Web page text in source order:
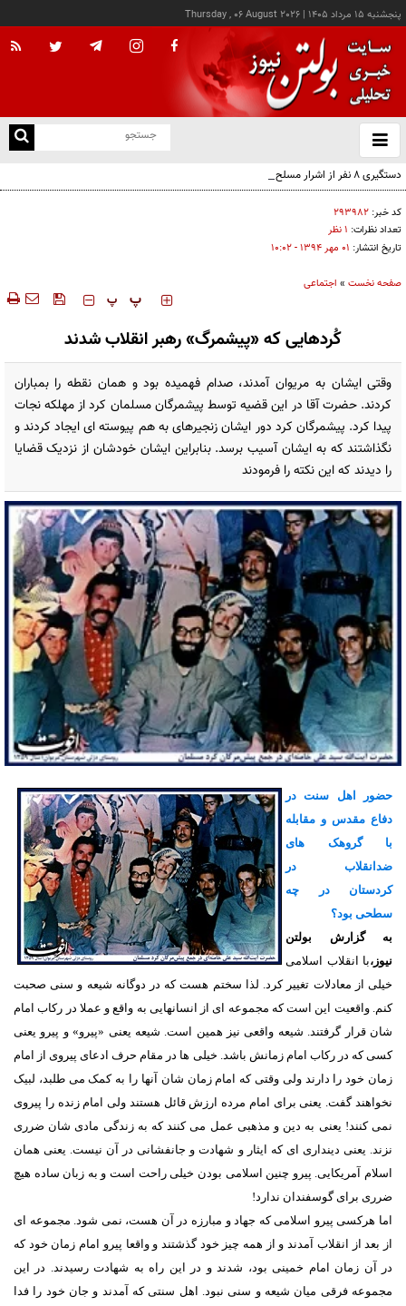
پنجشنبه ۱۵ مرداد ۱۴۰۵ |
Thursday , 06 August 2026
باز
و
دستگیری ۸ نفر از اشرار مسلح شاخص و مرتبطین گروهک‌های تروریستی
کد خبر: ۲۹۳۹۸۲
تعداد نظرات: ۱ نظر
تاریخ انتشار: ۰۱ مهر ۱۳۹۴ - ۱۰:۰۲
صفحه نخست » اجتماعی
‍‍‍ پ پ
کُردهایی که «پیشمرگ» رهبر انقلاب شدند
وقتی ایشان به مریوان آمدند، صدام فهمیده بود و همان نقطه را بمباران
کردند. حضرت آقا در این قضیه توسط پیشمرگان مسلمان کرد از مهلکه نجات
پیدا کرد. پیشمرگان کرد دور ایشان زنجیرهای به هم پیوسته ای ایجاد کردند و
نگذاشتند که به ایشان آسیب برسد. بنابراین ایشان خودشان از نزدیک قضایا
را دیدند که این نکته را فرمودند
حضور اهل سنت در
دفاع مقدس و مقابله
با گروهک های
ضدانقلاب در
کردستان در چه
سطحی بود؟
به گزارش بولتن
نیوز ،با انقلاب اسلامی
خیلی از معادلات تغییر کرد. لذا سختم هست که در دوگانه شیعه و سنی صحبت
کنم. واقعیت این است که مجموعه ای از انسانهایی به واقع و عملا در رکاب امام
شان قرار گرفتند. شیعه واقعی نیز همین است. شیعه یعنی «پیرو» و پیرو یعنی
کسی که در رکاب امام زمانش باشد. خیلی ها در مقام حرف ادعای پیروی از امام
زمان خود را دارند ولی وقتی که امام زمان شان آنها را به کمک می طلبد، لبیک
نخواهند گفت. یعنی برای امام مرده ارزش قائل هستند ولی امام زنده را پیروی
نمی کنند! یعنی به دین و مذهبی عمل می کنند که به زندگی مادی شان ضرری
نزند. یعنی دینداری ای که ایثار و شهادت و جانفشانی در آن نیست. یعنی همان
اسلام آمریکایی. پیرو چنین اسلامی بودن خیلی راحت است و به زبان ساده هیچ
ضرری برای گوسفندان ندارد!
اما هرکسی پیرو اسلامی که جهاد و مبارزه در آن هست، نمی شود. مجموعه ای
از بعد از انقلاب آمدند و از همه چیز خود گذشتند و واقعا پیرو امام زمان خود که
در آن زمان امام خمینی بود، شدند و در این راه به شهادت رسیدند. در این
مجموعه فرقی میان شیعه و سنی نبود. اهل سنتی که آمدند و جان خود را فدا